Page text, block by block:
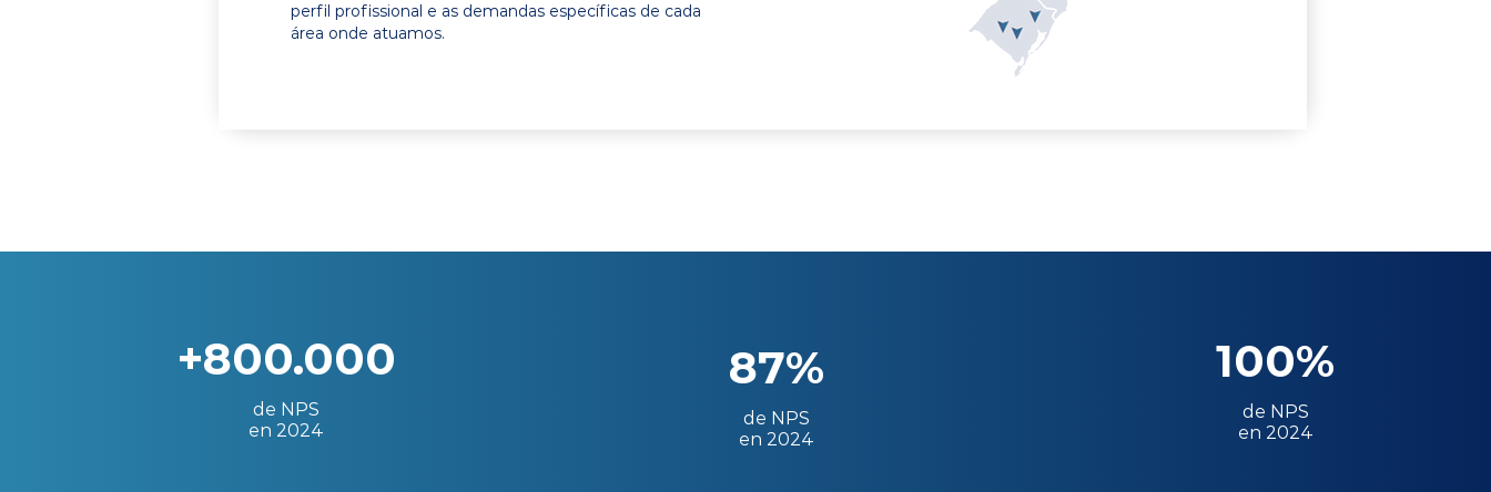
perfil profissional e as demandas específicas de cada
área onde atuamos.
+800.000
de NPS
en 2024
87%
de NPS
en 2024
100%
de NPS
en 2024